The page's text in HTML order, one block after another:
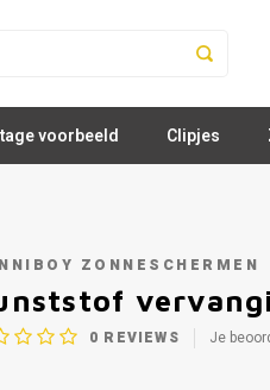
voorbeeld Clipjes
ZONNESCHERMEN
0 REVIEWS Je